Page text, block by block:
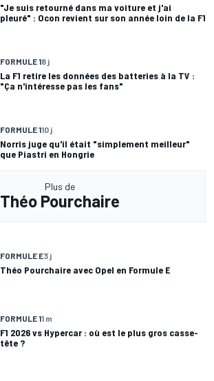
"Je suis retourné dans ma voiture et j'ai
pleuré" : Ocon revient sur son année loin de la F1
FORMULE 18 j
La F1 retire les données des batteries à la TV :
"Ça n'intéresse pas les fans"
FORMULE 110 j
Norris juge qu'il était "simplement meilleur"
que Piastri en Hongrie
Plus de
Théo Pourchaire
FORMULE E3 j
Théo Pourchaire avec Opel en Formule E
FORMULE 11 m
F1 2026 vs Hypercar : où est le plus gros casse-
tête ?